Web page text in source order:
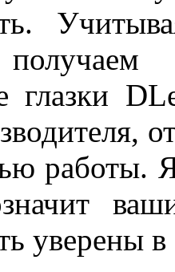
глазки
работы.
уверены